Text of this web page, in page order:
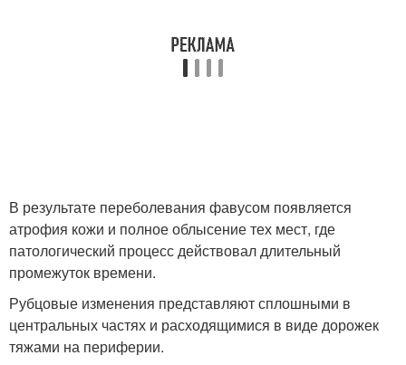
В результате переболевания фавусом появляется
атрофия кожи и полное облысение тех мест, где
патологический процесс действовал длительный
промежуток времени.
Рубцовые изменения представляют сплошными в
центральных частях и расходящимися в виде дорожек
тяжами на периферии.